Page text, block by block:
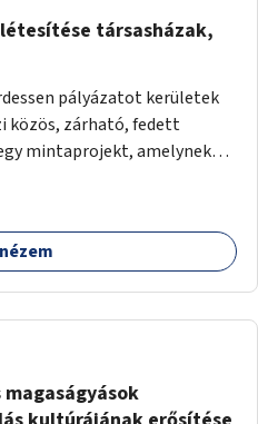
társasházak,
pályázatot kerületek
közös, zárható, fedett
mintaprojekt, amelynek